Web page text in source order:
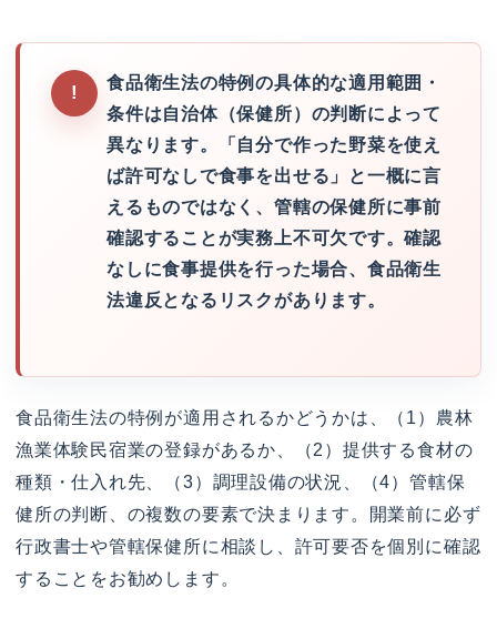
食品衛生法の特例の具体的な適用範囲・
条件は自治体（保健所）の判断によって
異なります。「自分で作った野菜を使え
ば許可なしで食事を出せる」と一概に言
えるものではなく、管轄の保健所に事前
確認することが実務上不可欠です。確認
なしに食事提供を行った場合、食品衛生
法違反となるリスクがあります。
食品衛生法の特例が適用されるかどうかは、（1）農林
漁業体験民宿業の登録があるか、（2）提供する食材の
種類・仕入れ先、（3）調理設備の状況、（4）管轄保
健所の判断、の複数の要素で決まります。開業前に必ず
行政書士や管轄保健所に相談し、許可要否を個別に確認
することをお勧めします。